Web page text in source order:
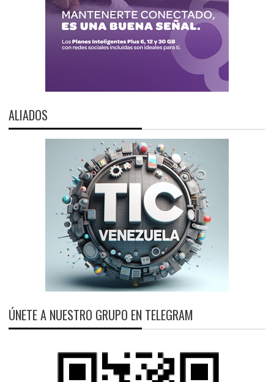
ALIADOS
ÚNETE A NUESTRO GRUPO EN TELEGRAM